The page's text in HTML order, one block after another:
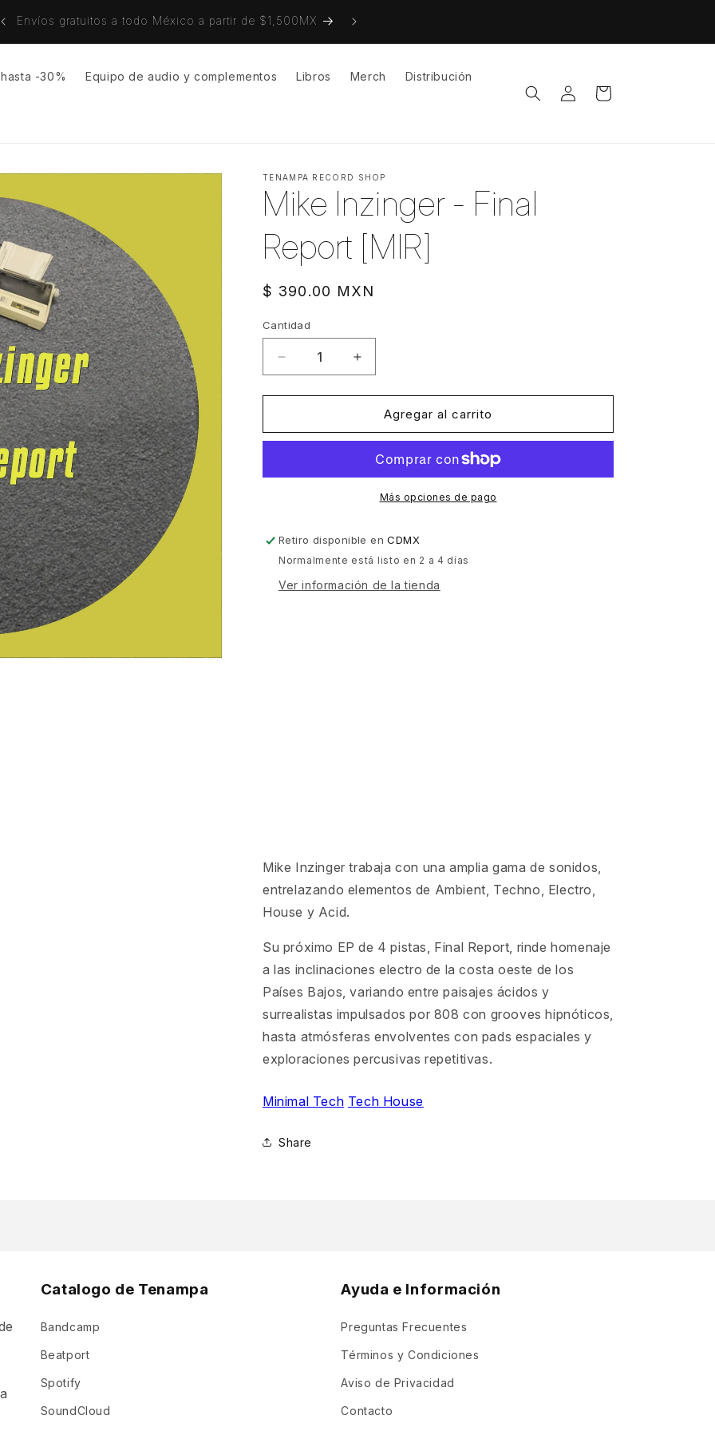
Envíos gratuitos a todo México a partir de $1,500MX
-30% Equipo de audio y complementos Libros Merch Distribución
Iniciar
sesión
Carrito
TENAMPA RECORD SHOP
Mike Inzinger - Final
Report [MIR]
Precio
$ 390.00 MXN
Cantidad
Cantidad
Reducir
cantidad
para
Inzinger
Report
Aumentar
cantidad
para
Mike
Inzinger
Final
Report
[MIR]
Agregar al carrito
Más opciones de pago
Retiro disponible enCDMX
Normalmente está listo en 2 a 4 días
Ver información de la tienda
Mike Inzinger trabaja con una amplia gama de sonidos,
entrelazando elementos de Ambient, Techno, Electro,
House y Acid.
Su próximo EP de 4 pistas, Final Report, rinde homenaje
a las inclinaciones electro de la costa oeste de los
Países Bajos, variando entre paisajes ácidos y
surrealistas impulsados por 808 con grooves hipnóticos,
hasta atmósferas envolventes con pads espaciales y
exploraciones percusivas repetitivas.
Minimal Tech Tech House
Share
Catalogo de Tenampa
Bandcamp
Beatport
Spotify
SoundCloud
Ayuda e Información
Preguntas Frecuentes
Términos y Condiciones
Aviso de Privacidad
Contacto